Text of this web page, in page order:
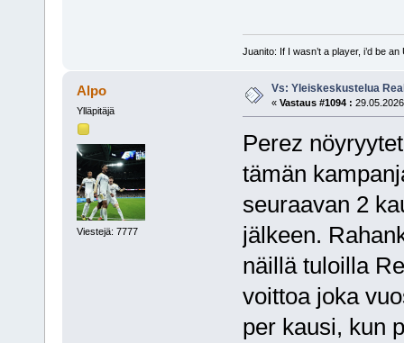
Juanito: If I wasn’t a player, i’d be an
Alpo
Ylläpitäjä
Viestejä: 7777
Vs: Yleiskeskustelua
« Vastaus #1094 :
Perez
tämän
seuraavan 2
jälkeen.
näillä tuloilla
voittoa joka
per kausi, kun